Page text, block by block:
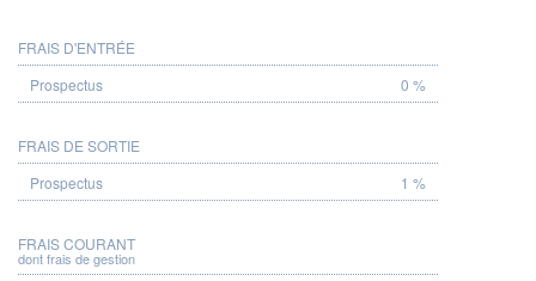
PROSPECTUS
FRAIS D'ENTRÉE
0 %
FRAIS DE SORTIE
1 %
FRAIS COURANT
dont frais de gestion